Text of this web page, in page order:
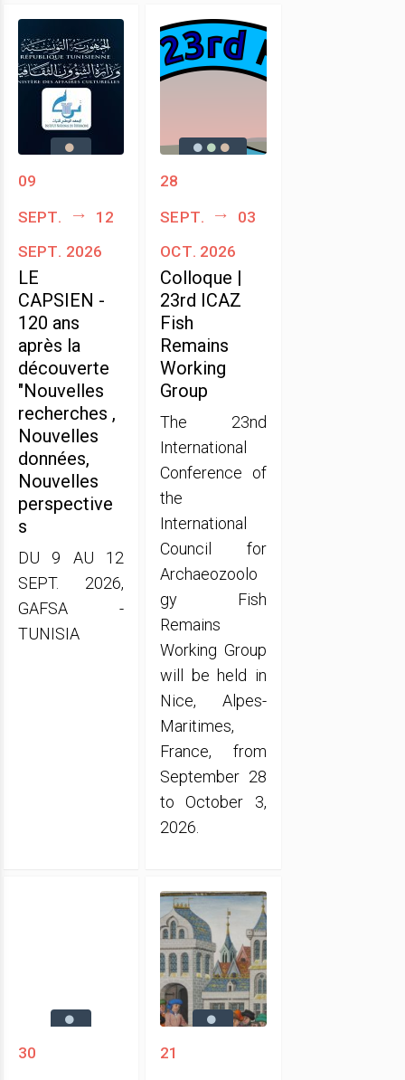
09
sept.
12
sept. 2026
LE
CAPSIEN -
120 ans
après la
découverte
"Nouvelles
recherches ,
Nouvelles
données,
Nouvelles
perspective
s
DU 9 AU 12
SEPT. 2026,
GAFSA -
TUNISIA
28
sept.
03
oct. 2026
Colloque |
23rd ICAZ
Fish
Remains
Working
Group
The 23nd
International
Conference of
the
International
Council for
Archaeozoolo
gy Fish
Remains
Working Group
will be held in
Nice, Alpes-
Maritimes,
France, from
September 28
to October 3,
2026.
30
21